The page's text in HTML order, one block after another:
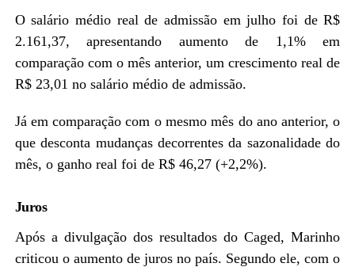
O salário médio real de admissão em julho foi de R$
2.161,37, apresentando aumento de 1,1% em
comparação com o mês anterior, um crescimento real de
R$ 23,01 no salário médio de admissão.
Já em comparação com o mesmo mês do ano anterior, o
que desconta mudanças decorrentes da sazonalidade do
mês, o ganho real foi de R$ 46,27 (+2,2%).
Juros
Após a divulgação dos resultados do Caged, Marinho
criticou o aumento de juros no país. Segundo ele, com o